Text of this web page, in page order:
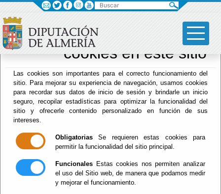
Sus opciones en
relación al uso de
cookies en este sitio
Las cookies son importantes para el correcto funcionamiento del
sitio. Para mejorar su experiencia de navegación, usamos cookies
para recordar sus datos de inicio de sesión y brindarle un inicio
seguro, recopilar estadísticas para optimizar la funcionalidad del
sitio y ofrecerle contenido personalizado en función de sus
intereses.
Obligatorias Se requieren estas cookies para
permitir la funcionalidad del sitio principal.
Funcionales Estas cookies nos permiten analizar
el uso del Sitio web, de manera que podamos medir
y mejorar el funcionamiento.
Archivo Biblioteca
Menú Archivo Biblioteca
Inicio -
Servicios
Buscar